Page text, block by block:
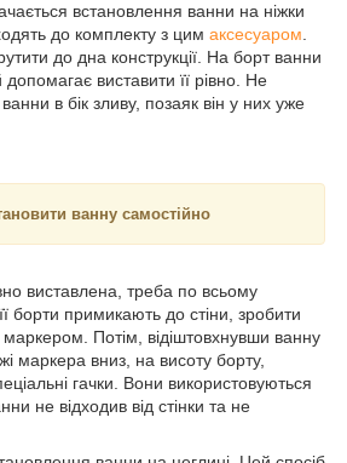
встановлення ванни на ніжки
до комплекту з цим аксесуаром.
до дна конструкції. На борт ванни
виставити її рівно. Не
в бік зливу, позаяк він у них уже
ванну самостійно
виставлена, треба по всьому
борти примикають до стіни, зробити
Потім, відіштовхнувши ванну
маркера вниз, на висоту борту,
гачки. Вони використовуються
не відходив від стінки та не